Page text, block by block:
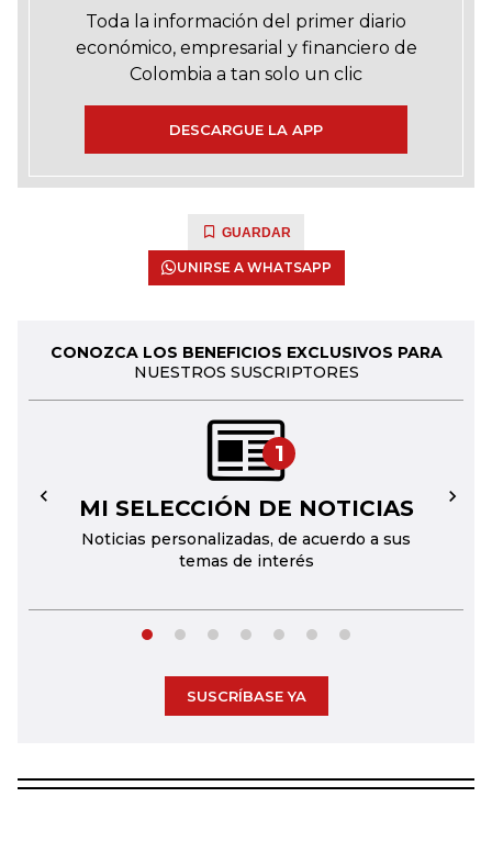
Toda la información del primer diario
económico, empresarial y financiero de
Colombia a tan solo un clic
DESCARGUE LA APP
GUARDAR
UNIRSE A WHATSAPP
CONOZCA LOS BENEFICIOS EXCLUSIVOS PARA
NUESTROS SUSCRIPTORES
1
MI SELECCIÓN DE NOTICIAS
Noticias personalizadas, de acuerdo a sus
temas de interés
← →
SUSCRÍBASE YA